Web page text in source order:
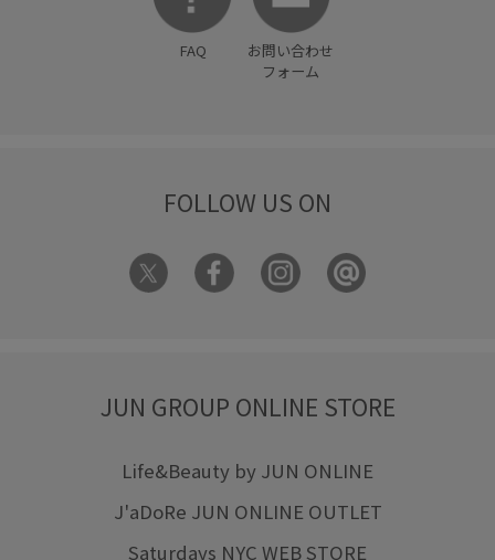
FAQ
お問い合わせ
フォーム
FOLLOW US ON
JUN GROUP ONLINE STORE
Life&Beauty by JUN ONLINE
J'aDoRe JUN ONLINE OUTLET
Saturdays NYC WEB STORE